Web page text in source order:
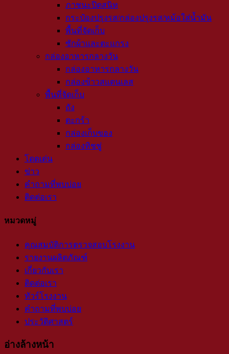
ภาชนะปิดสนิท
กระป๋องปรุงรส/กล่องปรุงรส/หม้อใส่น้ำมัน
พื้นที่จัดเก็บ
ซักผ้าและตะแกรง
กล่องอาหารกลางวัน
กล่องอาหารกลางวัน
กล่องข้าวสแตนเลส
พื้นที่จัดเก็บ
ถัง
ตะกร้า
กล่องเก็บของ
กล่องทิชชู่
โดดเด่น
ข่าว
คำถามที่พบบ่อย
ติดต่อเรา
หมวดหมู่
คุณสมบัติการตรวจสอบโรงงาน
รายงานผลิตภัณฑ์
เกี่ยวกับเรา
ติดต่อเรา
ทัวร์โรงงาน
คำถามที่พบบ่อย
ประวัติศาสตร์
อ่างล้างหน้า